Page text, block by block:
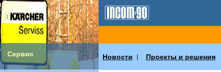
Сервис Новости Проекты и решения